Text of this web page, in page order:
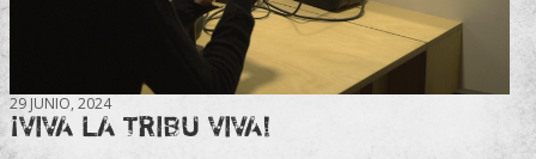
29 JUNIO, 2024
¡VIVA LA TRIBU VIVA!